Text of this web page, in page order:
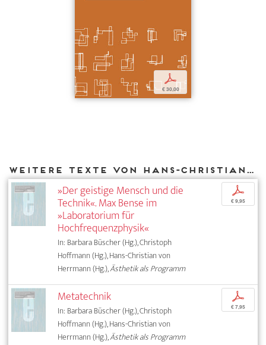
p
€ 30,00
Weitere Texte von Hans-Christian von Herrmann bei DIAPHANES
»Der geistige Mensch und die
Technik«. Max Bense im
»Laboratorium für
Hochfrequenzphysik«
In: Barbara Büscher (Hg.), Christoph
Hoffmann (Hg.), Hans-Christian von
Herrmann (Hg.),Ästhetik als Programm
p
€ 9,95
Metatechnik
In: Barbara Büscher (Hg.), Christoph
Hoffmann (Hg.), Hans-Christian von
Herrmann (Hg.),Ästhetik als Programm
p
€ 7,95